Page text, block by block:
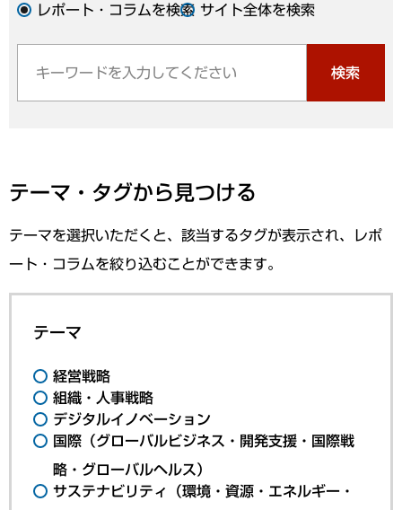
レポート・コラムを検索 サイト全体を検索
検索
テーマ・タグから見つける
テーマを選択いただくと、該当するタグが表示され、レポ
ート・コラムを絞り込むことができます。
テーマ
経営戦略
組織・人事戦略
デジタルイノベーション
国際（グローバルビジネス・開発支援・国際戦
略・グローバルヘルス）
サステナビリティ（環境・資源・エネルギー・